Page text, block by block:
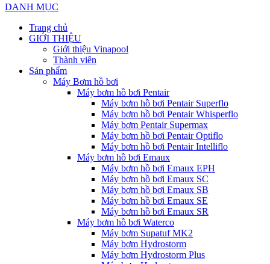
DANH MỤC
Trang chủ
GIỚI THIỆU
Giới thiệu Vinapool
Thành viên
Sản phẩm
Máy Bơm hồ bơi
Máy bơm hồ bơi Pentair
Máy bơm hồ bơi Pentair Superflo
Máy bơm hồ bơi Pentair Whisperflo
Máy bơm Pentair Supermax
Máy bơm hồ bơi Pentair Optiflo
Máy bơm hồ bơi Pentair Intelliflo
Máy bơm hồ bơi Emaux
Máy bơm hồ bơi Emaux EPH
Máy bơm hồ bơi Emaux SC
Máy bơm hồ bơi Emaux SB
Máy bơm hồ bơi Emaux SE
Máy bơm hồ bơi Emaux SR
Máy bơm hồ bơi Waterco
Máy bơm Supatuf MK2
Máy bơm Hydrostorm
Máy bơm Hydrostorm Plus